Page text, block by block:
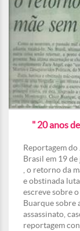
" 20 anos
Reportagem
Brasil em 19
, o retorno da
e obstinada luta
escreve sobre
Buarque sobre
assassinato,
reportagem